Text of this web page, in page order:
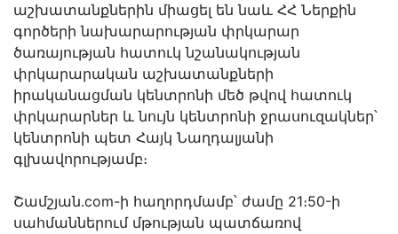
աշխատանքներին միացել են նաև ՀՀ Ներքին
գործերի նախարարության փրկարար
ծառայության հատուկ նշանակության
փրկարարական աշխատանքների
իրականացման կենտրոնի մեծ թվով հատուկ
փրկարարներ և նույն կենտրոնի ջրասուզակներ՝
կենտրոնի պետ Հայկ Նաղդալյանի
գլխավորությամբ։
Շամշյան.com-ի հաղորդմամբ՝ ժամը 21։50-ի
սահմաններում մթության պատճառով